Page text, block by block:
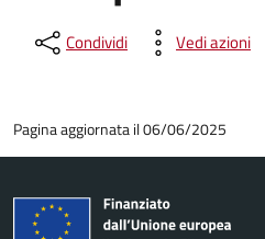
Condividi Vedi azioni
Pagina aggiornata il 06/06/2025